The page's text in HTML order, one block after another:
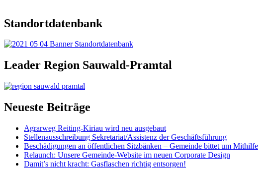
Standortdatenbank
Leader Region Sauwald-Pramtal
Neueste Beiträge
Agrarweg Reiting-Kiriau wird neu ausgebaut
Stellenausschreibung Sekretariat/Assistenz der Geschäftsführung
Beschädigungen an öffentlichen Sitzbänken – Gemeinde bittet um Mithilfe
Relaunch: Unsere Gemeinde-Website im neuen Corporate Design
Damit’s nicht kracht: Gasflaschen richtig entsorgen!